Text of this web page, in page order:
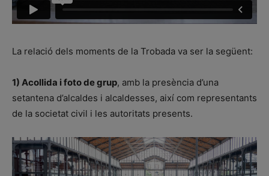
La relació dels moments de la Trobada va ser la següent:
1) Acollida i foto de grup, amb la presència d’una
setantena d’alcaldes i alcaldesses, així com representants
de la societat civil i les autoritats presents.